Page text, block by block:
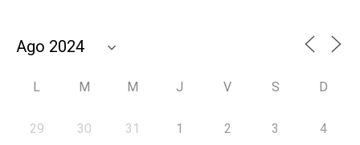
L M M J V S D
29 30 31 1 2 3 4